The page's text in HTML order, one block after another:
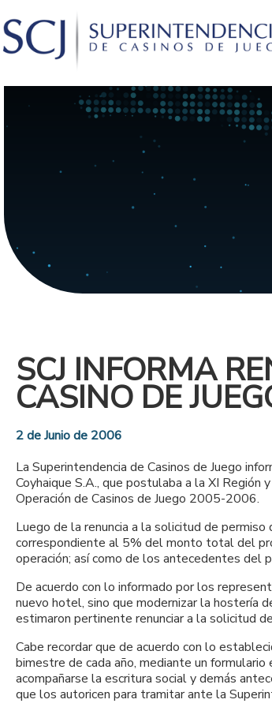
SCJ INFORMA
CASINO DE
2 de Junio de 2006
La Superintendencia de Casinos de Juego
Coyhaique S.A., que postulaba a la XI
Operación de Casinos de Juego 2005-2006.
Luego de la renuncia a la solicitud de
correspondiente al 5% del monto total del
operación; así como de los antecedentes del
De acuerdo con lo informado por los
nuevo hotel, sino que modernizar la hostería
estimaron pertinente renunciar a la solicitud
Cabe recordar que de acuerdo con lo
bimestre de cada año, mediante un
acompañarse la escritura social y demás
que los autoricen para tramitar ante la